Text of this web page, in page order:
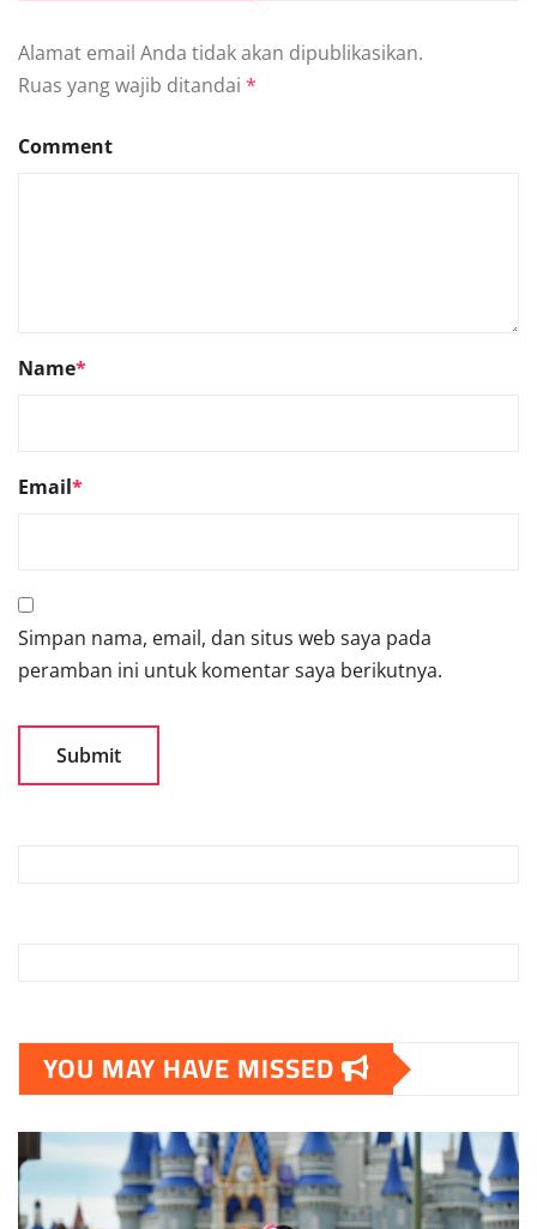
Alamat email Anda tidak akan dipublikasikan.
Ruas yang wajib ditandai *
Comment
Name*
Email*
Simpan nama, email, dan situs web saya pada
peramban ini untuk komentar saya berikutnya.
YOU MAY HAVE MISSED